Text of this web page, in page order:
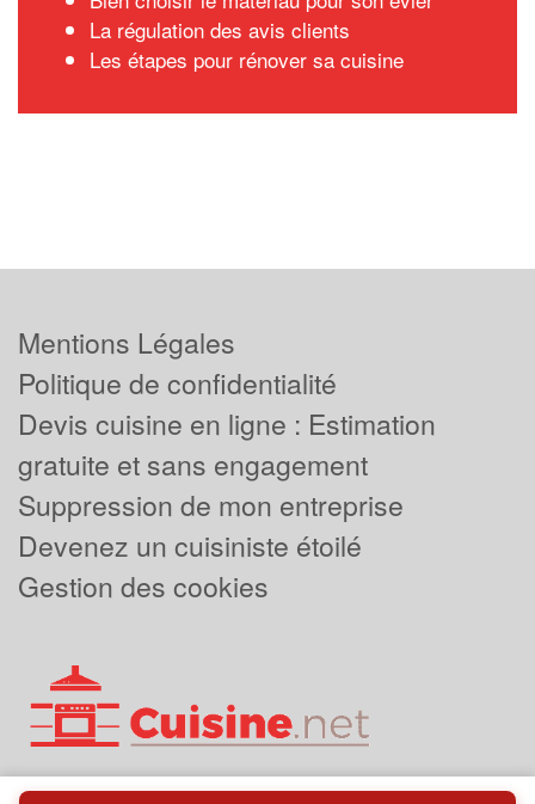
La régulation des avis clients
Les étapes pour rénover sa cuisine
Mentions Légales
Politique de confidentialité
Devis cuisine en ligne : Estimation
gratuite et sans engagement
Suppression de mon entreprise
Devenez un cuisiniste étoilé
Gestion des cookies